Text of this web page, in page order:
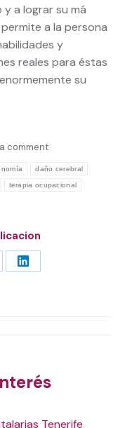
a lograr su má
a la persona
y
reales para éstas
su
comment
daño cerebral
terapia ocupacional
Share
Tenerife